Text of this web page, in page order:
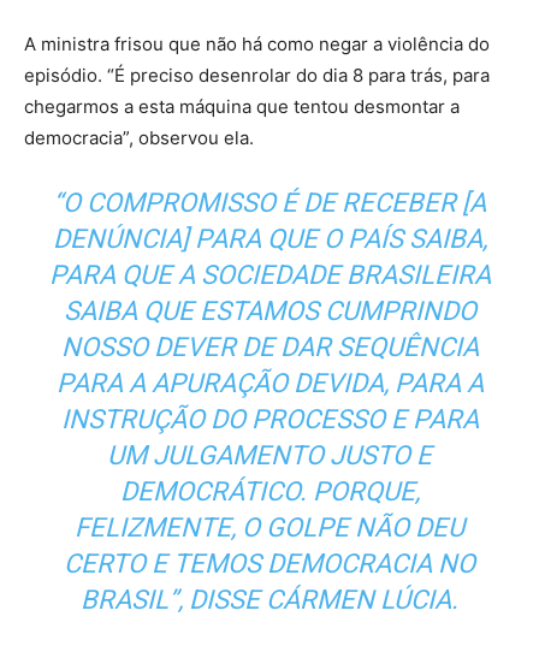
A ministra frisou que não há como negar a violência do
episódio. “É preciso desenrolar do dia 8 para trás, para
chegarmos a esta máquina que tentou desmontar a
democracia”, observou ela.
“O COMPROMISSO É DE RECEBER [A
DENÚNCIA] PARA QUE O PAÍS SAIBA,
PARA QUE A SOCIEDADE BRASILEIRA
SAIBA QUE ESTAMOS CUMPRINDO
NOSSO DEVER DE DAR SEQUÊNCIA
PARA A APURAÇÃO DEVIDA, PARA A
INSTRUÇÃO DO PROCESSO E PARA
UM JULGAMENTO JUSTO E
DEMOCRÁTICO. PORQUE,
FELIZMENTE, O GOLPE NÃO DEU
CERTO E TEMOS DEMOCRACIA NO
BRASIL”, DISSE CÁRMEN LÚCIA.